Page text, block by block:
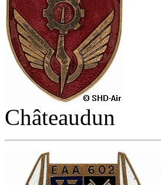
Châteaudun